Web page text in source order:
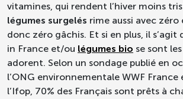
vitamines, qui rendent l’hiver moins
légumes surgelés rime aussi avec zéro
donc zéro gâchis. Et si en plus, il s’agit
in France et/ou légumes bio se sont
adorent. Selon un sondage publié en
l’ONG environnementale WWF France
l’Ifop, 70% des Français sont prêts à